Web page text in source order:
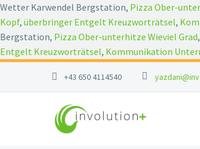
Wetter Karwendel Bergstation, Pizza Ober-
Kopf, überbringer Entgelt Kreuzworträtsel,
Bergstation, Pizza Ober-unterhitze Wieviel Grad,
Entgelt Kreuzworträtsel, Kommunikation
+43 650 4114540